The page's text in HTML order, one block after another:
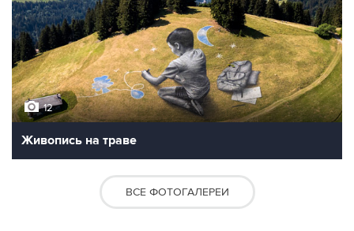
12
Живопись на траве
ВСЕ ФОТОГАЛЕРЕИ